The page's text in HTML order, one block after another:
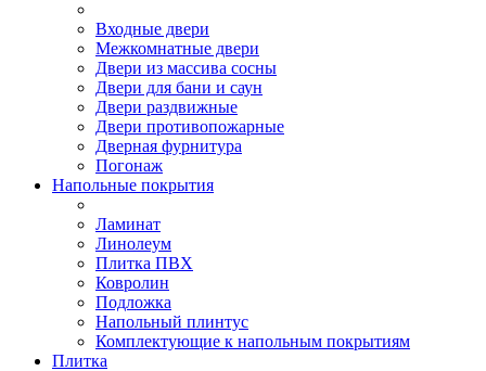
Входные двери
Межкомнатные двери
Двери из массива сосны
Двери для бани и саун
Двери раздвижные
Двери противопожарные
Дверная фурнитура
Погонаж
Напольные покрытия
Ламинат
Линолеум
Плитка ПВХ
Ковролин
Подложка
Напольный плинтус
Комплектующие к напольным покрытиям
Плитка